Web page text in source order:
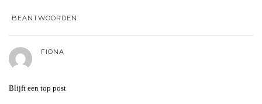
BEANTWOORDEN
FIONA
Blijft een top post